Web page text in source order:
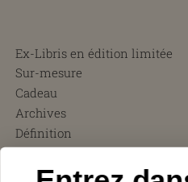
Ex-Libris en édition limitée
Sur-mesure
Cadeau
Archives
Définition
CGV